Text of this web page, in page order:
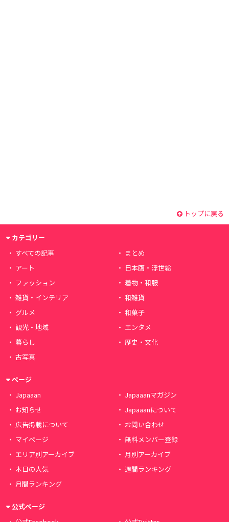
トップに戻る
カテゴリー
すべての記事
まとめ
アート
日本画・浮世絵
ファッション
着物・和服
雑貨・インテリア
和雑貨
グルメ
和菓子
観光・地域
エンタメ
暮らし
歴史・文化
古写真
ページ
Japaaan
Japaaanマガジン
お知らせ
Japaaanについて
広告掲載について
お問い合わせ
マイページ
無料メンバー登録
エリア別アーカイブ
月別アーカイブ
本日の人気
週間ランキング
月間ランキング
公式ページ